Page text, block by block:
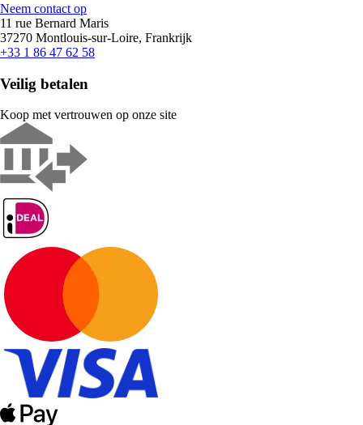
Neem contact op
11 rue Bernard Maris
37270 Montlouis-sur-Loire, Frankrijk
+33 1 86 47 62 58
Veilig betalen
Koop met vertrouwen op onze site